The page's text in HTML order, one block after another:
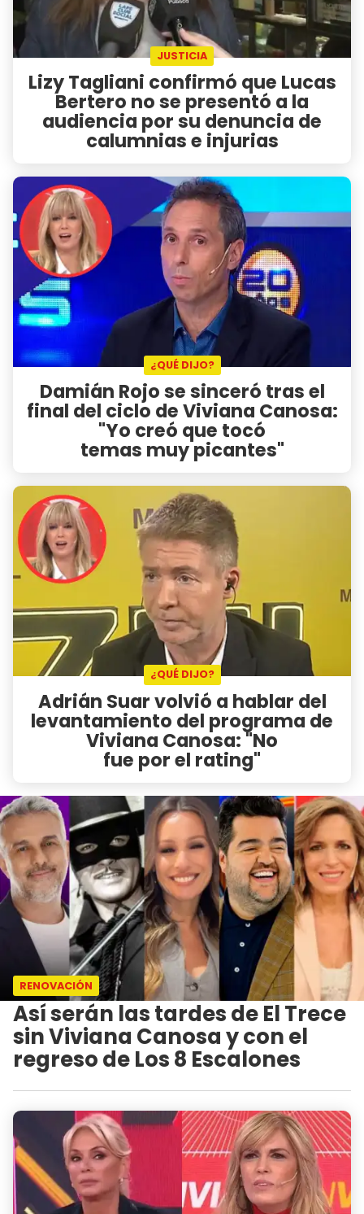
JUSTICIA
Lizy Tagliani confirmó que Lucas
Bertero no se presentó a la
audiencia por su denuncia de
calumnias e injurias
¿QUÉ DIJO?
Damián Rojo se sinceró tras el
final del ciclo de Viviana Canosa:
"Yo creó que tocó
temas muy picantes"
¿QUÉ DIJO?
Adrián Suar volvió a hablar del
levantamiento del programa de
Viviana Canosa: "No
fue por el rating"
RENOVACIÓN
Así serán las tardes de El Trece
sin Viviana Canosa y con el
regreso de Los 8 Escalones